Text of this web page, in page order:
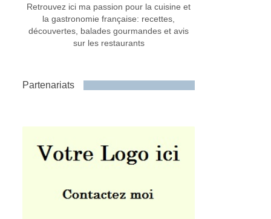
Retrouvez ici ma passion pour la cuisine et
la gastronomie française: recettes,
découvertes, balades gourmandes et avis
sur les restaurants
Partenariats